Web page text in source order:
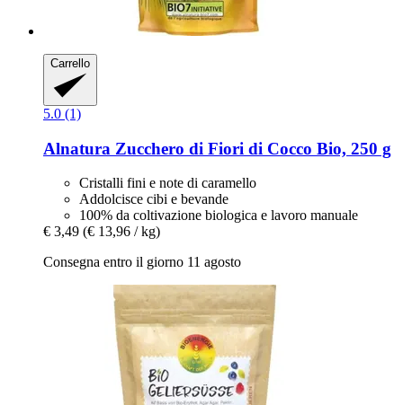
Carrello
5.0 (1)
Alnatura Zucchero di Fiori di Cocco Bio, 250 g
Cristalli fini e note di caramello
Addolcisce cibi e bevande
100% da coltivazione biologica e lavoro manuale
€ 3,49 (€ 13,96 / kg)
Consegna entro il giorno 11 agosto